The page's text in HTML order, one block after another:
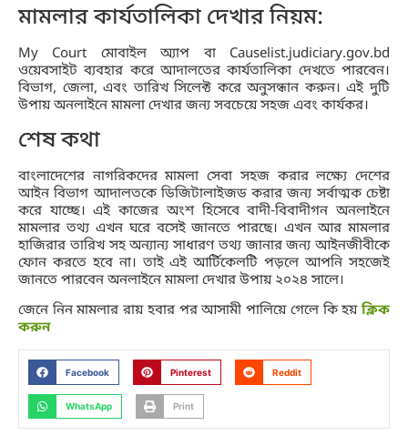
মামলার কার্যতালিকা দেখার নিয়ম:
My Court মোবাইল অ্যাপ বা Causelist.judiciary.gov.bd
ওয়েবসাইট ব্যবহার করে আদালতের কার্যতালিকা দেখতে পারবেন।
বিভাগ, জেলা, এবং তারিখ সিলেক্ট করে অনুসন্ধান করুন। এই দুটি
উপায় অনলাইনে মামলা দেখার জন্য সবচেয়ে সহজ এবং কার্যকর।
শেষ কথা
বাংলাদেশের নাগরিকদের মামলা সেবা সহজ করার লক্ষ্যে দেশের
আইন বিভাগ আদালতকে ডিজিটালাইজড করার জন্য সর্বাত্মক চেষ্টা
করে যাচ্ছে। এই কাজের অংশ হিসেবে বাদী-বিবাদীগন অনলাইনে
মামলার তথ্য এখন ঘরে বসেই জানতে পারছে। এখন আর মামলার
হাজিরার তারিখ সহ অন্যান্য সাধারণ তথ্য জানার জন্য আইনজীবীকে
ফোন করতে হবে না। তাই এই আর্টিকেলটি পড়লে আপনি সহজেই
জানতে পারবেন অনলাইনে মামলা দেখার উপায় ২০২৪ সালে।
জেনে নিন মামলার রায় হবার পর আসামী পালিয়ে গেলে কি হয়ক্লিক
করুন
Facebook Pinterest Reddit
WhatsApp Print